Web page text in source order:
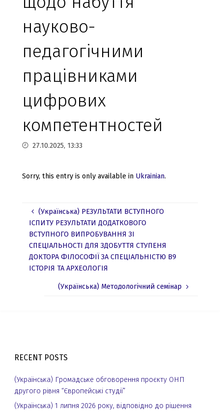
науково-
педагогічними
працівниками
цифрових
компетентностей
27.10.2025, 13:33
Sorry, this entry is only available in Ukrainian.
(Українська) РЕЗУЛЬТАТИ ВСТУПНОГО
ІСПИТУ РЕЗУЛЬТАТИ ДОДАТКОВОГО
ВСТУПНОГО ВИПРОБУВАННЯ ЗІ
СПЕЦІАЛЬНОСТІ ДЛЯ ЗДОБУТТЯ СТУПЕНЯ
ДОКТОРА ФІЛОСОФІЇ ЗА СПЕЦІАЛЬНІСТЮ В9
ІСТОРІЯ ТА АРХЕОЛОГІЯ
(Українська) Методологічний семінар
RECENT POSTS
(Українська) Громадське обговорення проєкту ОНП
другого рівня “Європейські студії”
(Українська) 1 липня 2026 року, відповідно до рішення